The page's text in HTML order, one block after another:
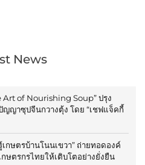
News
Art of Nourishing Soup” ปรุง
ญาซุปจีนกวางตุ้ง โดย “เชฟแจ็คกี้
กษตรบ้านโนนเขวา” ถ่ายทอดองค์
ษตรกรไทยให้เติบโตอย่างยั่งยืน